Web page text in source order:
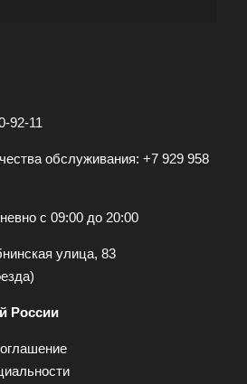
92-11
обслуживания: +7 929 958
с 09:00 до 20:00
улица, 83
)
России